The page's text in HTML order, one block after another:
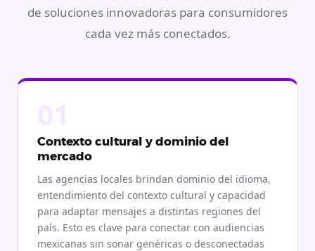
de soluciones innovadoras para consumidores
cada vez más conectados.
Contexto cultural y dominio del
mercado
Las agencias locales brindan dominio del idioma,
entendimiento del contexto cultural y capacidad
para adaptar mensajes a distintas regiones del
país. Esto es clave para conectar con audiencias
mexicanas sin sonar genéricas o desconectadas